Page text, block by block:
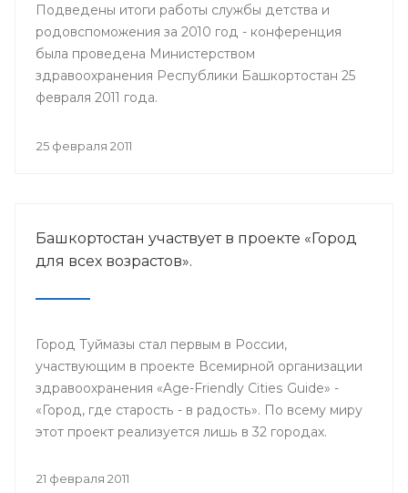
Подведены итоги работы службы детства и
родовспоможения за 2010 год - конференция
была проведена Министерством
здравоохранения Республики Башкортостан 25
февраля 2011 года.
25 февраля 2011
Башкортостан участвует в проекте «Город
для всех возрастов».
Город Туймазы стал первым в России,
участвующим в проекте Всемирной организации
здравоохранения «Age-Friendly Cities Guide» -
«Город, где старость - в радость». По всему миру
этот проект реализуется лишь в 32 городах.
21 февраля 2011